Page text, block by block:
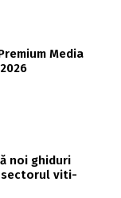
Media
noi ghiduri
viti-